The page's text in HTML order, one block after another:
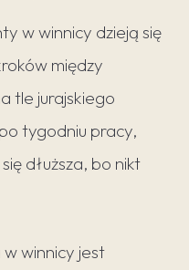
w winnicy dzieją się
między
tle jurajskiego
tygodniu pracy,
dłuższa, bo nikt
winnicy jest